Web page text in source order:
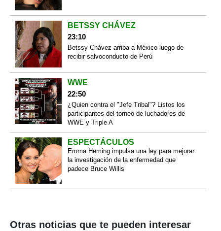
BETSSY CHÁVEZ
23:10
Betssy Chávez arriba a México luego de
recibir salvoconducto de Perú
WWE
22:50
¿Quien contra el "Jefe Tribal"? Listos los
participantes del torneo de luchadores de
WWE y Triple A
ESPECTÁCULOS
Emma Heming impulsa una ley para mejorar
la investigación de la enfermedad que
padece Bruce Willis
Otras noticias que te pueden interesar